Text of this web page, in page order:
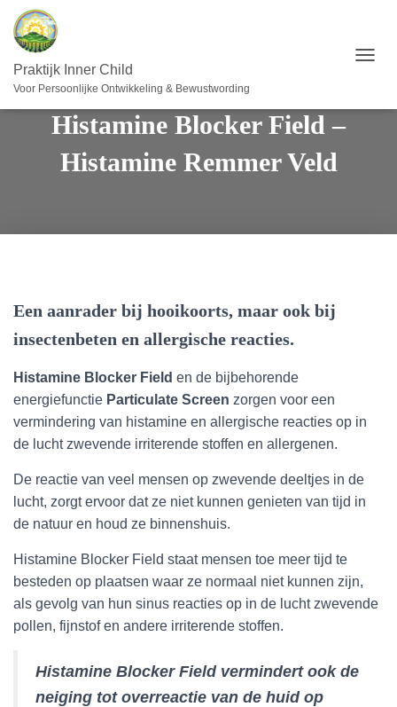
Praktijk Inner Child
Voor Persoonlijke Ontwikkeling & Bewustwording
G
Histamine Blocker Field –
Histamine Remmer Veld
Een aanrader bij hooikoorts, maar ook bij
insectenbeten en allergische reacties.
Histamine Blocker Field en de bijbehorende
energiefunctie Particulate Screen zorgen voor een
vermindering van histamine en allergische reacties op in
de lucht zwevende irriterende stoffen en allergenen.
De reactie van veel mensen op zwevende deeltjes in de
lucht, zorgt ervoor dat ze niet kunnen genieten van tijd in
de natuur en houd ze binnenshuis.
Histamine Blocker Field staat mensen toe meer tijd te
besteden op plaatsen waar ze normaal niet kunnen zijn,
als gevolg van hun sinus reacties op in de lucht zwevende
pollen, fijnstof en andere irriterende stoffen.
Histamine Blocker Field vermindert ook de
neiging tot overreactie van de huid op